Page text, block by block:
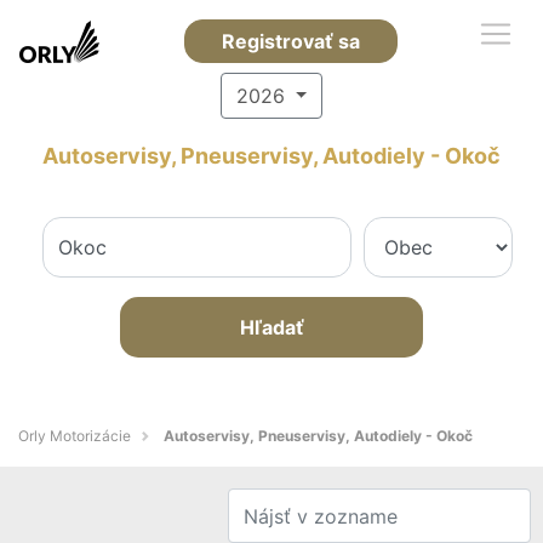
Registrovať sa
2026
Autoservisy, Pneuservisy, Autodiely - Okoč
Hľadať
Orly Motorizácie Autoservisy, Pneuservisy, Autodiely - Okoč